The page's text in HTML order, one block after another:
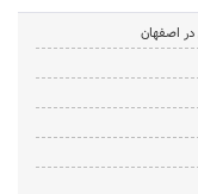
اصفهان